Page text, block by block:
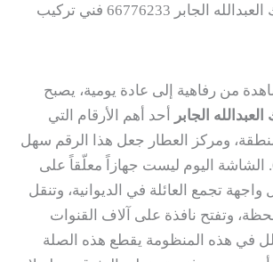
فني ستلايت مبارك العبدالله الجابر 66776233 فني تركيب
من رفاهية إلى عادة يومية، يصبح
الجابر
أحد أهم الأرقام التي
ومركز العطار جعل هذا الرقم سهل
التذكّر: 66776233. الشاشة اليوم ليست جهازاً معلّقاً على
تجمع العائلة في الديوانية، وتنقل
وتفتح نافذة على آلاف القنوات
في هذه المنظومة يقطع هذه الصلة